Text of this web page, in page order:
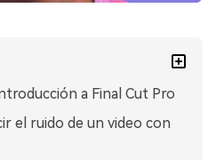
a Final Cut Pro
el ruido de un video con